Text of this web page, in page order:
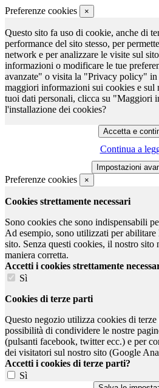
Preferenze cookies ×
Questo sito fa uso di cookie, anche di
performance del sito stesso, per
network e per analizzare le visite sul
informazioni o modificare le tue
avanzate" o visita la "Privacy policy" in
maggiori informazioni sui cookies e sul
tuoi dati personali, clicca su "Maggiori
l'installazione dei cookies?
Continua a
Preferenze cookies ×
Cookies strettamente necessari
Sono cookies che sono indispensabili
Ad esempio, sono utilizzati per
sito. Senza questi cookies, il nostro sito
maniera corretta.
Accetti i cookies strettamente
Sì
Cookies di terze parti
Questo negozio utilizza cookies di
possibilità di condividere le nostre
(pulsanti facebook, twitter ecc.) e per
dei visitatori sul nostro sito (Google
Accetti i cookies di terze parti?
Sì